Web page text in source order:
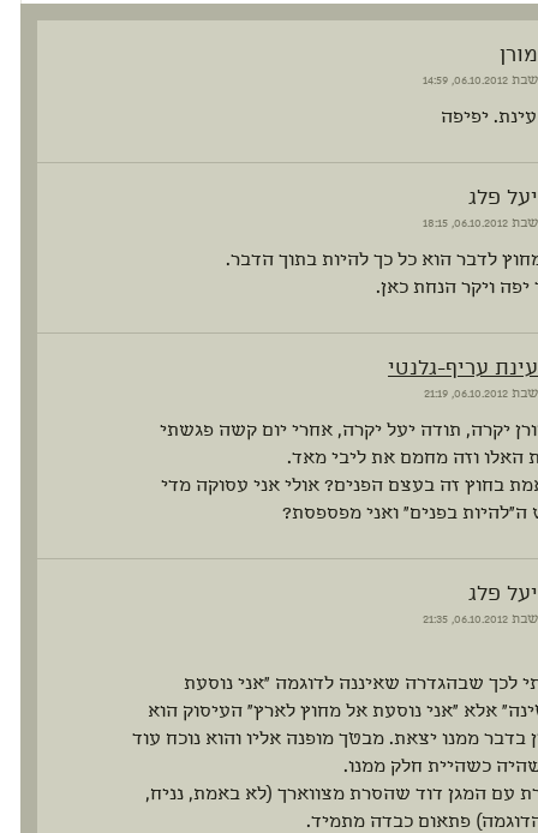
מורן
שבת
יפיפה
יעל פלג
שבת
לדבר הוא כל כך להיות בתוך הדבר.
יפה ויקר הנחת כאן.
עינת עריף-גלנטי
שבת
יקרה, תודה יעל יקרה, אחרי יום קשה פגשתי
האלו וזה מחמם את ליבי מאד.
בחוץ זה בעצם הפנים? אולי אני עסוקה מדי
ה"להיות בפנים" ואני מפספסת?
יעל פלג
שבת
לכך שבהגדרה שאיננה לדוגמה "אני נוסעת
אלא "אני נוסעת אל מחוץ לארץ" העיסוק הוא
בדבר ממנו יצאת. מבטך מופנה אליו והוא נוכח עוד
כשהיית חלק ממנו.
עם המגן דוד שהסרת מצווארך (לא באמת, נניח,
פתאום כבדה מתמיד.